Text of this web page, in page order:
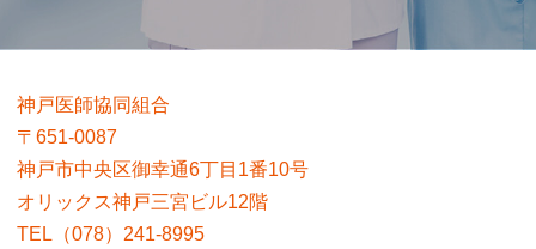
神戸医師協同組合
〒651-0087
神戸市中央区御幸通6丁目1番10号
オリックス神戸三宮ビル12階
TEL（078）241-8995